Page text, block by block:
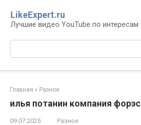
контенту
LikeExpert.ru
Лучшие видео YouTube по интересам
Главная » Разное
илья потанин компания форэс
09.07.2025 Разное